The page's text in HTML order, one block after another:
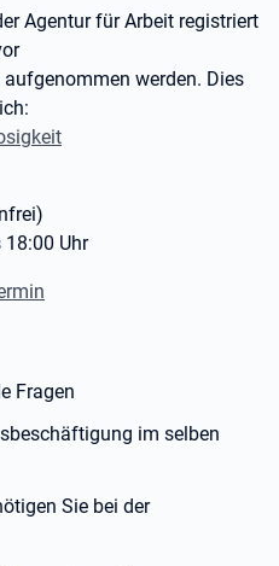
Agentur für Arbeit registriert
werden. Dies
Uhr
Fragen
im selben
Sie bei der